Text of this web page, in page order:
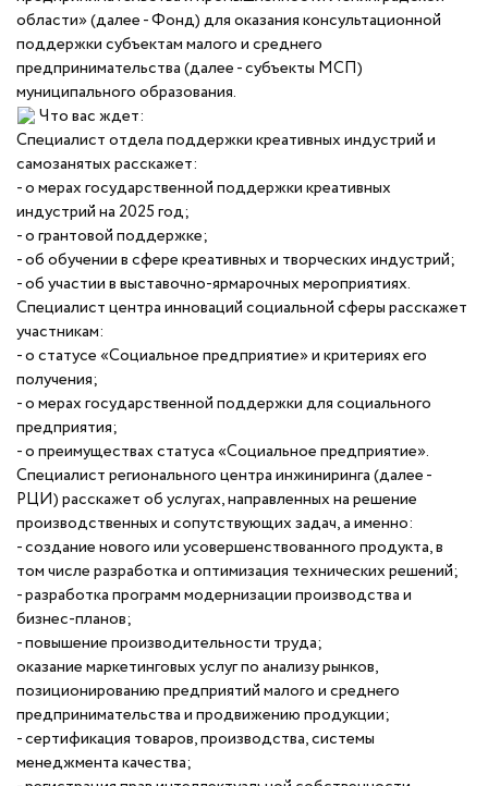
области» (далее - Фонд) для оказания консультационной
поддержки субъектам малого и среднего
предпринимательства (далее - субъекты МСП)
муниципального образования.
Что вас ждет:
Специалист отдела поддержки креативных индустрий и
самозанятых расскажет:
- о мерах государственной поддержки креативных
индустрий на 2025 год;
- о грантовой поддержке;
- об обучении в сфере креативных и творческих индустрий;
- об участии в выставочно-ярмарочных мероприятиях.
Специалист центра инноваций социальной сферы расскажет
участникам:
- о статусе «Социальное предприятие» и критериях его
получения;
- о мерах государственной поддержки для социального
предприятия;
- о преимуществах статуса «Социальное предприятие».
Специалист регионального центра инжиниринга (далее -
РЦИ) расскажет об услугах, направленных на решение
производственных и сопутствующих задач, а именно:
- создание нового или усовершенствованного продукта, в
том числе разработка и оптимизация технических решений;
- разработка программ модернизации производства и
бизнес-планов;
- повышение производительности труда;
оказание маркетинговых услуг по анализу рынков,
позиционированию предприятий малого и среднего
предпринимательства и продвижению продукции;
- сертификация товаров, производства, системы
менеджмента качества;